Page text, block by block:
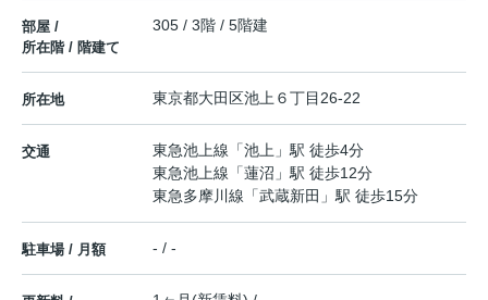
部屋 /
所在階 / 階建て
305 / 3階 / 5階建
所在地 東京都大田区池上 ６丁目26-22
交通 東急池上線 「池上 」駅 徒歩4分
東急池上線 「蓮沼 」駅 徒歩12分
東急多摩川線 「武蔵新田 」駅 徒歩15分
駐車場 / 月額 - / -